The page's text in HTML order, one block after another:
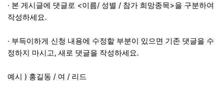
· 본 게시글에 댓글로 <이름/ 성별 / 참가 희망종목>을 구분하여
작성하세요.
· 부득이하게 신청 내용에 수정할 부분이 있으면 기존 댓글을 수
정하지 마시고, 새로 댓글을 작성하세요.
예시 ) 홍길동 / 여 / 리드